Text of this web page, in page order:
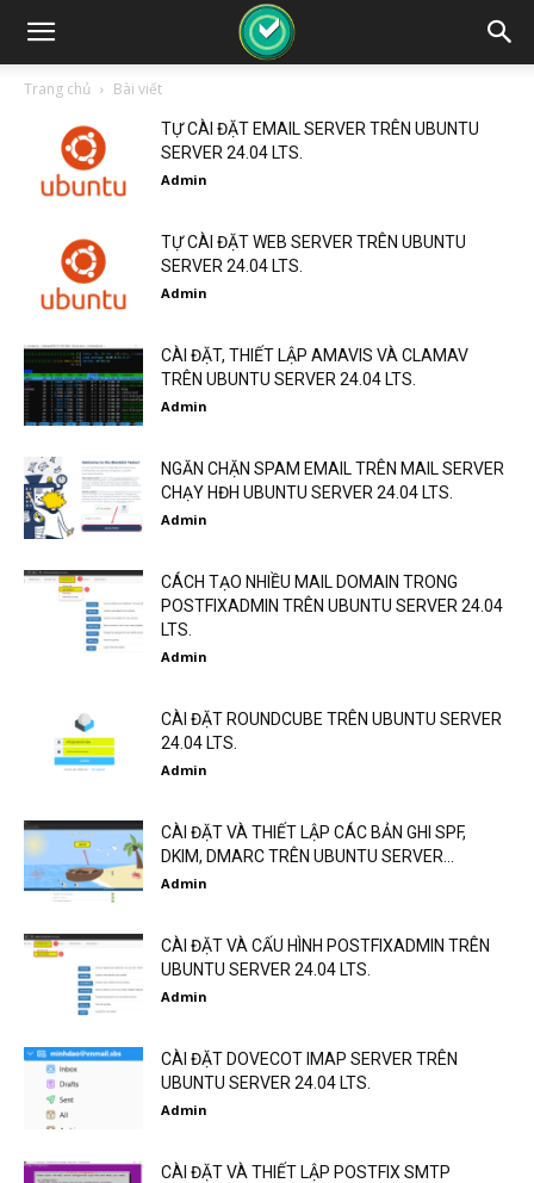
Trang chủ Bài viết
TỰ CÀI ĐẶT EMAIL SERVER TRÊN UBUNTU
SERVER 24.04 LTS.
Admin
TỰ CÀI ĐẶT WEB SERVER TRÊN UBUNTU
SERVER 24.04 LTS.
Admin
CÀI ĐẶT, THIẾT LẬP AMAVIS VÀ CLAMAV
TRÊN UBUNTU SERVER 24.04 LTS.
Admin
NGĂN CHẶN SPAM EMAIL TRÊN MAIL SERVER
CHẠY HĐH UBUNTU SERVER 24.04 LTS.
Admin
CÁCH TẠO NHIỀU MAIL DOMAIN TRONG
POSTFIXADMIN TRÊN UBUNTU SERVER 24.04
LTS.
Admin
CÀI ĐẶT ROUNDCUBE TRÊN UBUNTU SERVER
24.04 LTS.
Admin
CÀI ĐẶT VÀ THIẾT LẬP CÁC BẢN GHI SPF,
DKIM, DMARC TRÊN UBUNTU SERVER...
Admin
CÀI ĐẶT VÀ CẤU HÌNH POSTFIXADMIN TRÊN
UBUNTU SERVER 24.04 LTS.
Admin
CÀI ĐẶT DOVECOT IMAP SERVER TRÊN
UBUNTU SERVER 24.04 LTS.
Admin
CÀI ĐẶT VÀ THIẾT LẬP POSTFIX SMTP